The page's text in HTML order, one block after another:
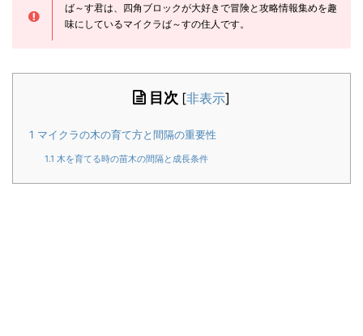
ば～す君は、四角ブロックが大好きで冒険と攻略情報集めを趣
味にしているマイクラば～すの住人です。
目次 [非表示]
1 マイクラの木の育て方と間隔の重要性
1.1 木を育てる時の苗木の間隔と成長条件